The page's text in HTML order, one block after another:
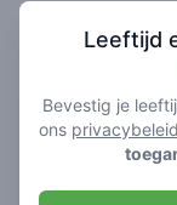
Recent reviews
Je naam
Pick a
Write review
Leeftijd
Bevestig je
ons privacybeleid